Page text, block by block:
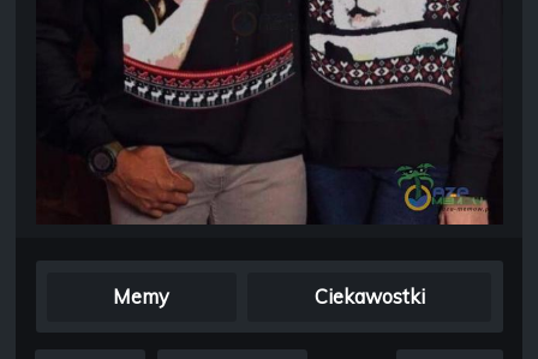
Memy Ciekawostki